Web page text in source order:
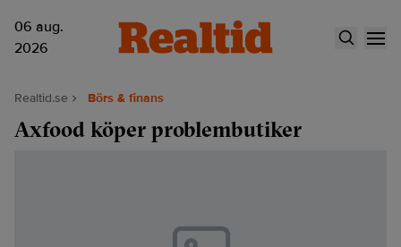
06 aug.
2026
Realtid.se Börs & finans
Axfood köper problembutiker